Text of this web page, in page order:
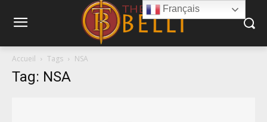
Accueil Tags NSA
Tag: NSA
Français